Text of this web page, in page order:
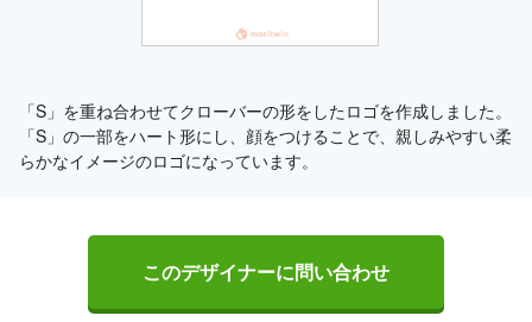
「S」を重ね合わせてクローバーの形をしたロゴを作成しました。
「S」の一部をハート形にし、顔をつけることで、親しみやすい柔
らかなイメージのロゴになっています。
このデザイナーに問い合わせ